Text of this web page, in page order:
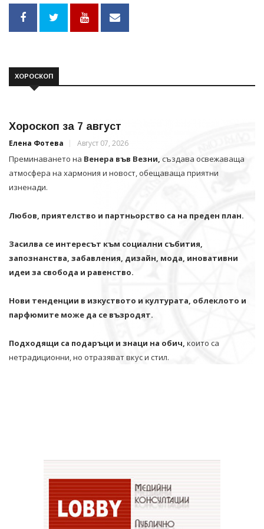
ХОРОСКОП
Хороскоп за 7 август
Елена Фотева Август 07, 2026
Преминаването на Венера във Везни, създава освежаваща
атмосфера на хармония и новост, обещаваща приятни
изненади.
Любов, приятелство и партньорство са на преден план.
Засилва се интересът към социални събития,
запознанства, забавления, дизайн, мода, иновативни
идеи за свобода и равенство.
Нови тенденции в изкуството и културата, облеклото и
парфюмите може да се възродят.
Подходящи са подаръци и знаци на обич, които са
нетрадиционни, но отразяват вкус и стил.